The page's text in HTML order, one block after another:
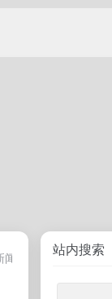
闻资讯专区 频道专区
站内搜索